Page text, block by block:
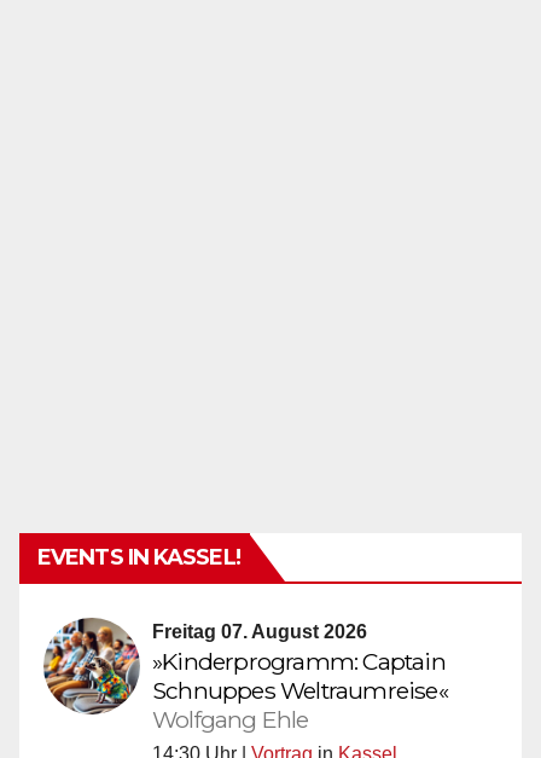
EVENTS IN KASSEL!
Freitag 07. August 2026
»Kinderprogramm: Captain
Schnuppes Weltraumreise«
Wolfgang Ehle
14:30 Uhr | Vortrag in Kassel